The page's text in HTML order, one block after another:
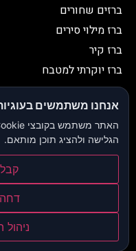
ברזים שחורים
ברז מילוי סירים
ברז קיר
ברז יוקרתי למטבח
יצירת קשר
אולם תצוגה:דרך האורנים 23, רינתיה
תקנון ותנאי שימוש
אנחנו משתמשים
הגלישה ולהציג תוכן מותאם.